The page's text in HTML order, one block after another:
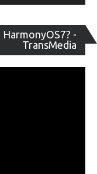
-
TransMedia
de